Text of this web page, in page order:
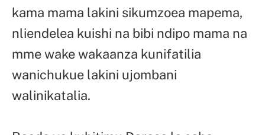
kama mama lakini sikumzoea mapema,
nliendelea kuishi na bibi ndipo mama na
mme wake wakaanza kunifatilia
wanichukue lakini ujombani
walinikatalia.